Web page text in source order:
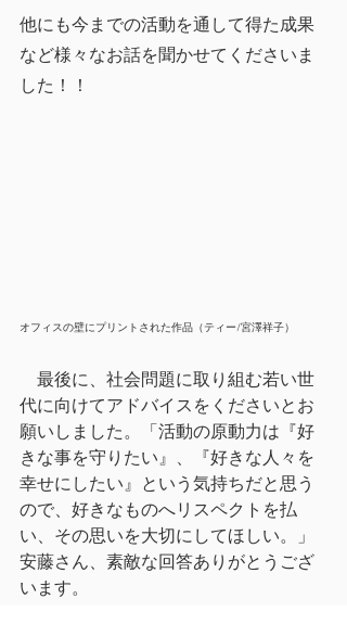
他にも今までの活動を通して得た成果
など様々なお話を聞かせてくださいま
した！！
オフィスの壁にプリントされた作品（ティー/宮澤祥子）
最後に、社会問題に取り組む若い世
代に向けてアドバイスをくださいとお
願いしました。「活動の原動力は『好
きな事を守りたい』、『好きな人々を
幸せにしたい』という気持ちだと思う
ので、好きなものへリスペクトを払
い、その思いを大切にしてほしい。」
安藤さん、素敵な回答ありがとうござ
います。